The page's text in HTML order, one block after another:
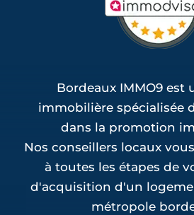
Bordeaux IMMO9 est
immobilière spécialisée
dans la promotion
Nos conseillers locaux
à toutes les étapes de
d'acquisition d'un
métropole